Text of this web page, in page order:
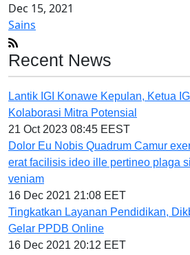
Dec 15, 2021
Sains
Recent News
Lantik IGI Konawe Kepulan, Ketua
Kolaborasi Mitra Potensial
21 Oct 2023 08:45 EEST
Dolor Eu Nobis Quadrum Camur
erat facilisis ideo ille pertineo plaga
veniam
16 Dec 2021 21:08 EET
Tingkatkan Layanan Pendidikan,
Gelar PPDB Online
16 Dec 2021 20:12 EET